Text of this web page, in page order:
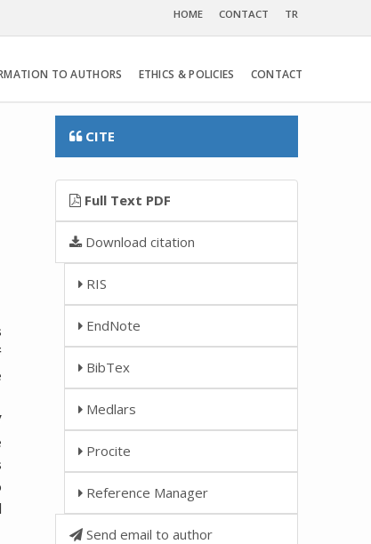
HOME CONTACT TR
TO AUTHORS ETHICS & POLICIES CONTACT
CITE
Full Text PDF
Download citation
RIS
EndNote
BibTex
Medlars
Procite
Reference Manager
Send email to author